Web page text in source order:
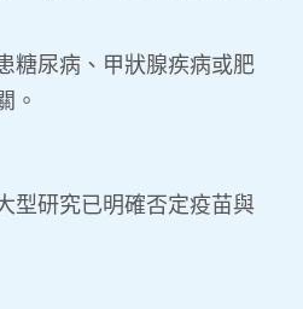
糖尿病、甲狀腺疾病或肥
。
型研究已明確否定疫苗與